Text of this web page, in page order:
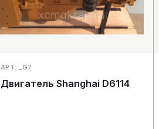
АРТ: _G7
Двигатель Shanghai D6114